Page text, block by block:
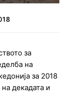
за
на
за 2018
декадата и